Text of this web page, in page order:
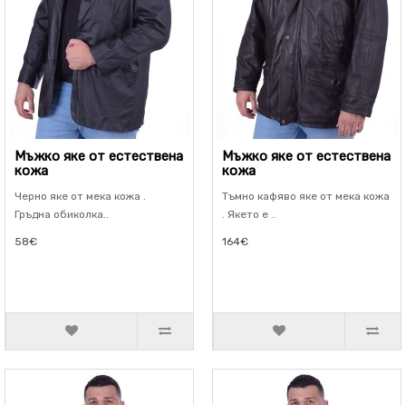
Мъжко яке от естествена
кожа
Черно яке от мека кожа .
Гръдна обиколка..
58€
Мъжко яке от естествена
кожа
Тъмно кафяво яке от мека кожа
. Якето е ..
164€